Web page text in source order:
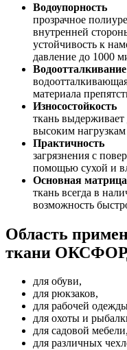
Водоупорность
прозрачное
внутренней
устойчивость к
давление до 1000
Водоотталкивание
материала
Износостойкость
ткань
высоким нагрузкам
Практичность
загрязнения с
помощью сухой и
Основная матрица
ткань всегда в
возможность
Область
ткани
для обуви,
для рюкзаков,
для рабочей
для охоты и
для садовой мебели,
для различных